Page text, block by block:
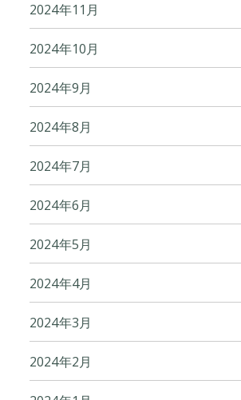
2024年11月
2024年10月
2024年9月
2024年8月
2024年7月
2024年6月
2024年5月
2024年4月
2024年3月
2024年2月